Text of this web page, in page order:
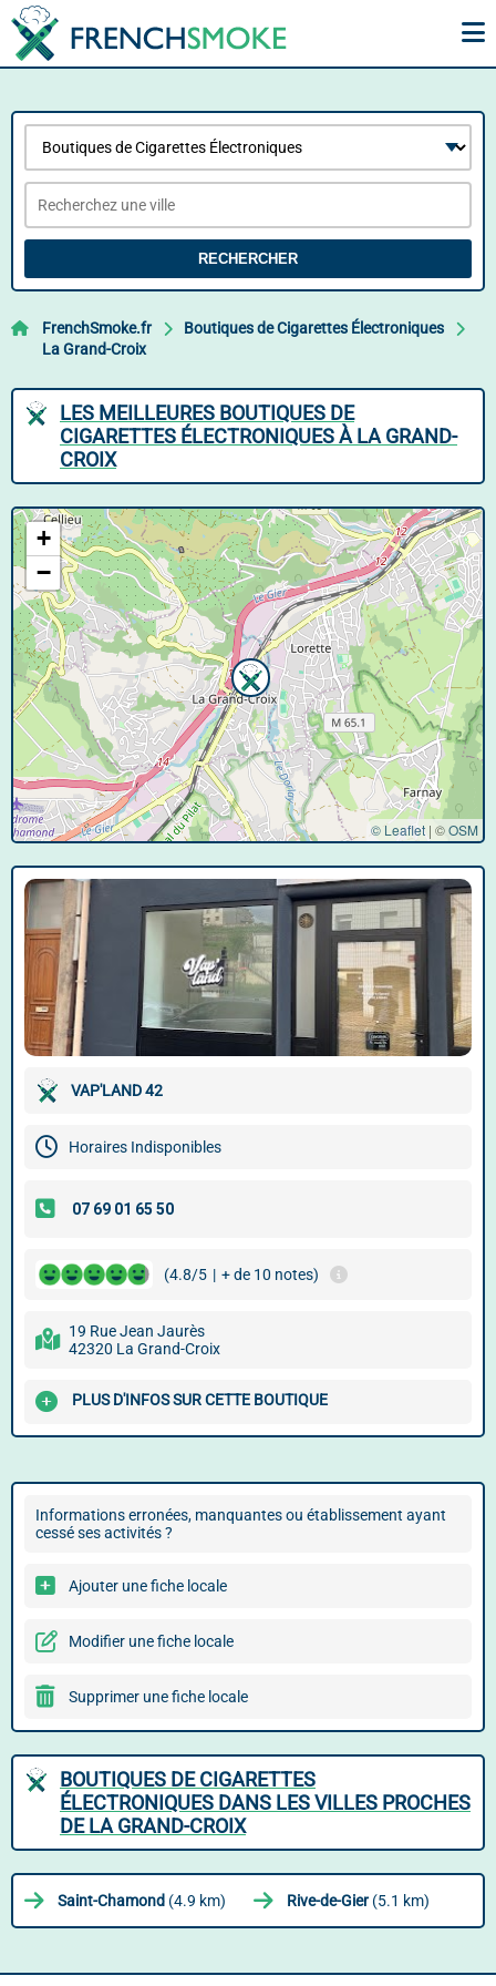
RECHERCHER
FrenchSmoke.fr
Boutiques de Cigarettes Électroniques
La Grand-Croix
LES MEILLEURES BOUTIQUES DE
CIGARETTES ÉLECTRONIQUES À LA GRAND-
CROIX
+
−
© Leaflet | ©OSM
VAP'LAND 42
Horaires Indisponibles
(4.8/5 | + de 10 notes)
19 Rue Jean Jaurès
42320 La Grand-Croix
PLUS D'INFOS SUR CETTE BOUTIQUE
Informations erronées, manquantes ou établissement ayant
cessé ses activités ?
Ajouter une fiche locale
Modifier une fiche locale
Supprimer une fiche locale
BOUTIQUES DE CIGARETTES
ÉLECTRONIQUES DANS LES VILLES PROCHES
DE LA GRAND-CROIX
Saint-Chamond (4.9 km) Rive-de-Gier(5.1 km)